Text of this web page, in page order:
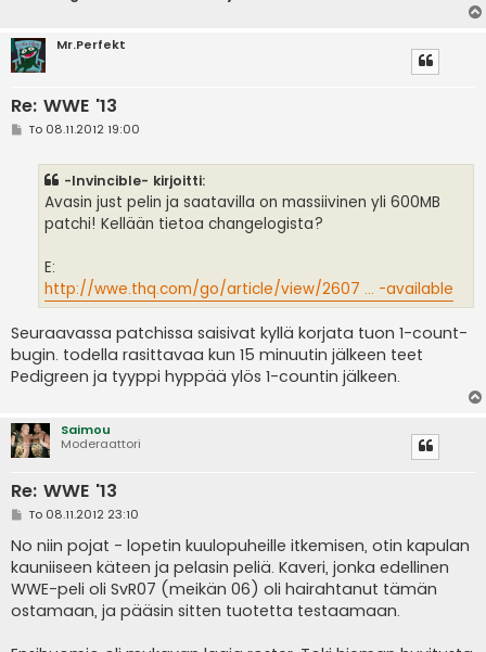
Mr.Perfekt
Re: WWE '13
VTo 08.11.2012 19:00
-Invincible- kirjoitti:
Avasin just pelin ja saatavilla on massiivinen yli 600MB
patchi! Kellään tietoa changelogista?
E:
http://wwe.thq.com/go/article/view/2607 ... -available
Seuraavassa patchissa saisivat kyllä korjata tuon 1-count-
bugin. todella rasittavaa kun 15 minuutin jälkeen teet
Pedigreen ja tyyppi hyppää ylös 1-countin jälkeen.
Saimou
Moderaattori
Re: WWE '13
V
e
s
t
i
To 08.11.2012 23:10
No niin pojat - lopetin kuulopuheille itkemisen, otin kapulan
kauniiseen käteen ja pelasin peliä. Kaveri, jonka edellinen
WWE-peli oli SvR07 (meikän 06) oli hairahtanut tämän
ostamaan, ja pääsin sitten tuotetta testaamaan.